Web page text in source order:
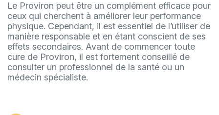
Le Proviron peut être un complément efficace pour
ceux qui cherchent à améliorer leur performance
physique. Cependant, il est essentiel de l’utiliser de
manière responsable et en étant conscient de ses
effets secondaires. Avant de commencer toute
cure de Proviron, il est fortement conseillé de
consulter un professionnel de la santé ou un
médecin spécialiste.